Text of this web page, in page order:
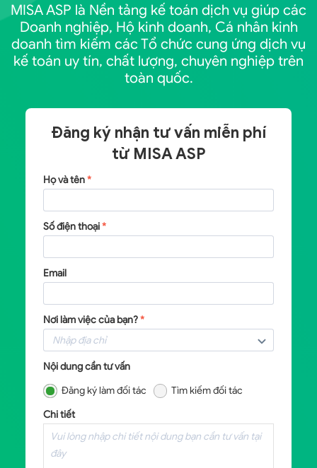
MISA ASP là Nền tảng kế toán dịch vụ giúp các
Doanh nghiệp, Hộ kinh doanh, Cá nhân kinh
doanh tìm kiếm các Tổ chức cung ứng dịch vụ
kế toán uy tín, chất lượng, chuyên nghiệp trên
toàn quốc.
Đăng ký nhận tư vấn miễn phí
từ MISA ASP
Họ và tên*
Số điện thoại*
Email
Nơi làm việc của bạn?*
Nội dung cần tư vấn
Đăng ký làm đối tác
Tìm kiếm đối tác
Chi tiết